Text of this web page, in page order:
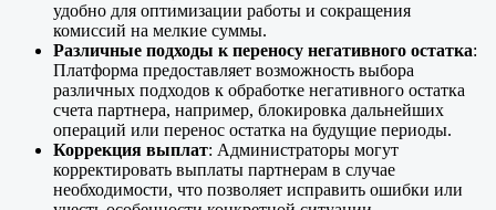
удобно для оптимизации работы и сокращения
комиссий на мелкие суммы.
Различные подходы к переносу негативного остатка:
Платформа предоставляет возможность выбора
различных подходов к обработке негативного остатка
счета партнера, например, блокировка дальнейших
операций или перенос остатка на будущие периоды.
Коррекция выплат: Администраторы могут
корректировать выплаты партнерам в случае
необходимости, что позволяет исправить ошибки или